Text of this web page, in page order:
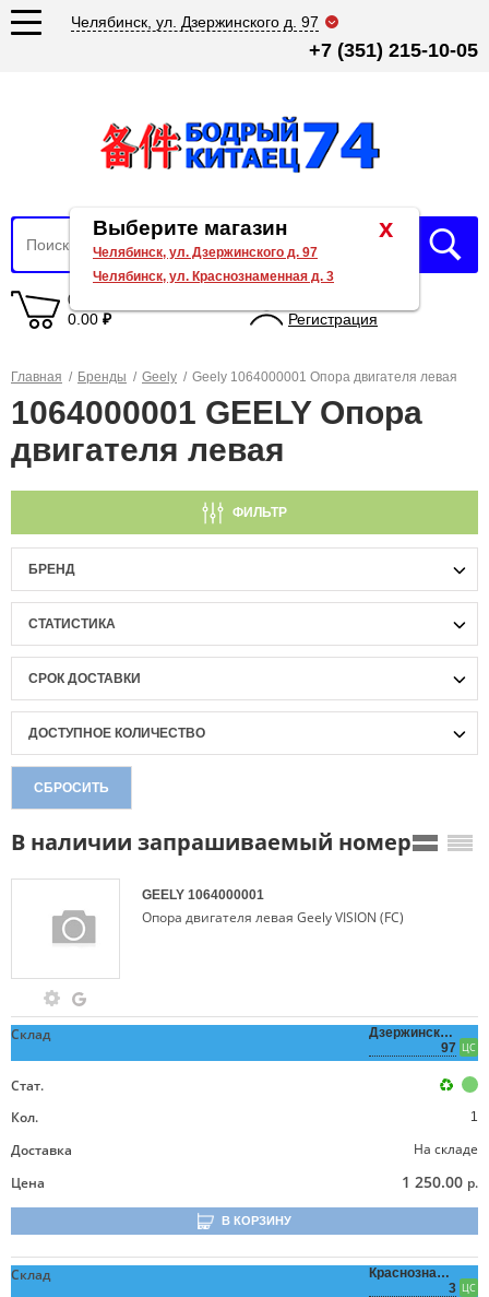
Челябинск, ул. Дзержинского д. 97
+7 (351) 215-10-05
0 товаров
0.00 ₽
Регистрация
Главная / Бренды / Geely / Geely 1064000001 Опора двигателя левая
1064000001 GEELY Опора
двигателя левая
ФИЛЬТР
БРЕНД
СТАТИСТИКА
СРОК ДОСТАВКИ
ДОСТУПНОЕ КОЛИЧЕСТВО
СБРОСИТЬ
В наличии запрашиваемый номер
GEELY 1064000001
Опора двигателя левая Geely VISION (FC)
Склад
Дзержинского,
97 ЦС
Стат.
Кол.
1
Доставка
На складе
Цена
1 250.00 р.
В КОРЗИНУ
Склад
Краснознаменная,
3 ЦС
x
Выберите магазин
Челябинск, ул. Дзержинского д. 97
Челябинск, ул. Краснознаменная д. 3